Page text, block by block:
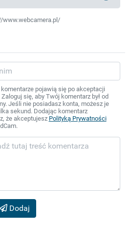
www.webcamera.pl/
pojawią się po akceptacji
się, aby Twój komentarz był od
Jeśli nie posiadasz konta, możesz je
sekund. Dodając komentarz
że akceptujesz Polityką Prywatności
Dodaj